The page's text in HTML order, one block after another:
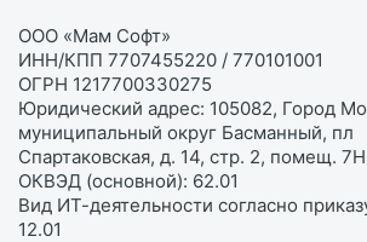
ООО «Мам Софт»
ИНН/КПП 7707455220 / 770101001
ОГРН 1217700330275
Юридический адрес: 105082, Город
муниципальный округ Басманный, пл
Спартаковская, д. 14, стр. 2, помещ. 7Н
ОКВЭД (основной): 62.01
Вид ИТ-деятельности согласно
12.01